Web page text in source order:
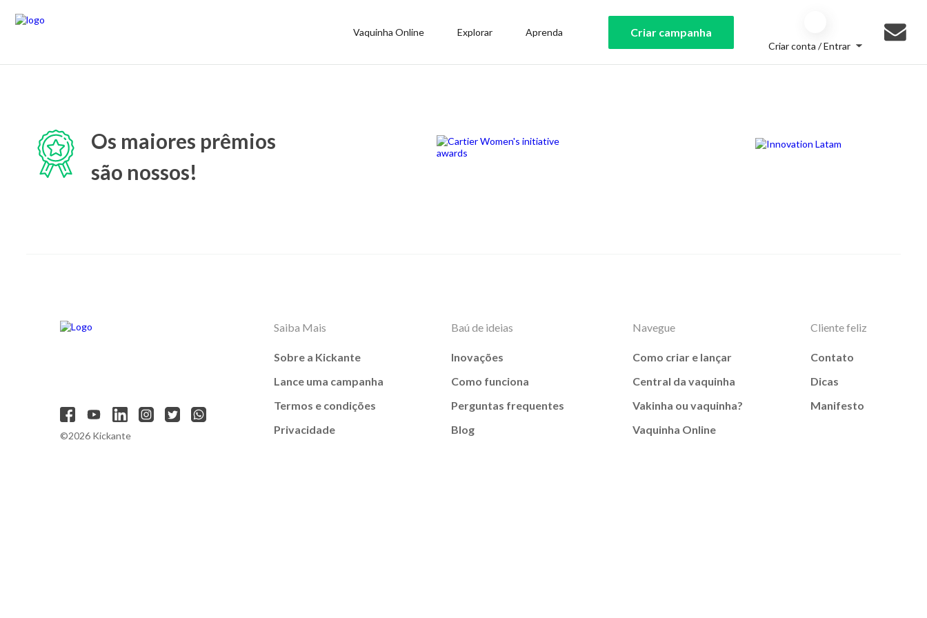
Vaquinha Online Explorar Aprenda Criar campanha
Criar conta / Entrar
Os maiores prêmios
são nossos!
©2026 Kickante
Saiba Mais
Sobre a Kickante
Lance uma campanha
Termos e condições
Privacidade
Baú de ideias
Inovações
Como funciona
Perguntas frequentes
Blog
Navegue
Como criar e lançar
Central da vaquinha
Vakinha ou vaquinha?
Vaquinha Online
Cliente feliz
Contato
Dicas
Manifesto